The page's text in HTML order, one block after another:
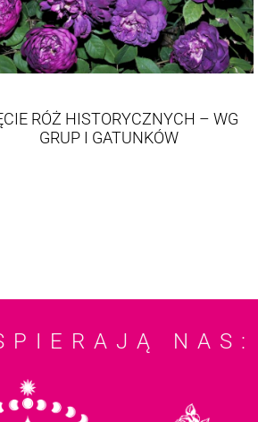
RÓŻ HISTORYCZNYCH – WG
GRUP I GATUNKÓW
NAS: